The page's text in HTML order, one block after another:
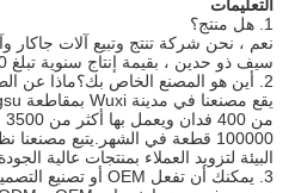
التعليمات
1. هل منتج؟
نعم ، نحن شركة تنتج وتبيع آلات جاكار
سيف ذو حدين ، بقيمة إنتاج سنوية تبلغ 100 مليون دولار أمريكي.
2. أين هو المصنع الخاص بك؟ماذا عن الطاقة الإنتاجية؟
البيئة لتزويد العملاء بمنتجات عالية الجودة.
3. يمكنك أن تفعل OEM أو تصنيع التصميم الشخصي؟